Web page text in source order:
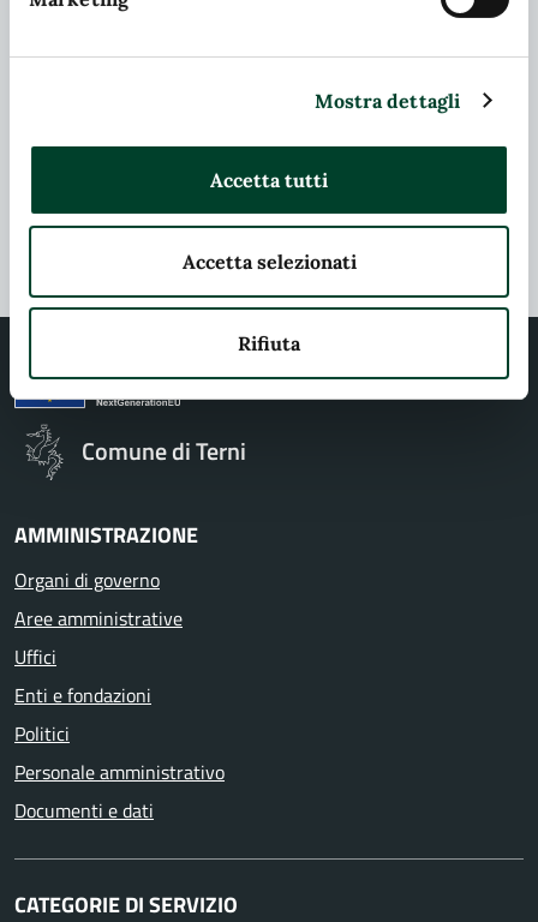
Mostra dettagli
Accetta tutti
Accetta selezionati
Rifiuta
Richiedi assistenza
Chiama il comune
Problemi in città
Segnala disservizio
Comune di Terni
AMMINISTRAZIONE
Organi di governo
Aree amministrative
Uffici
Enti e fondazioni
Politici
Personale amministrativo
Documenti e dati
CATEGORIE DI SERVIZIO